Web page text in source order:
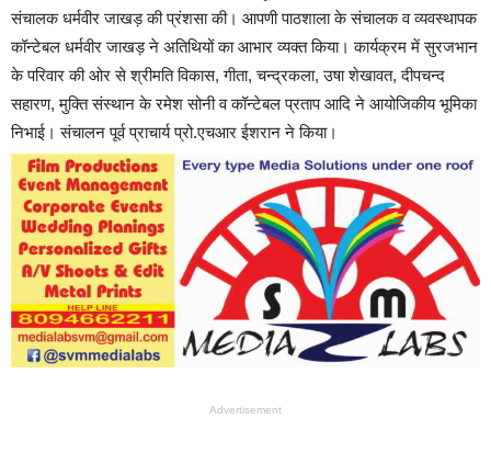
संचालक धर्मवीर जाखड़ की प्रंशसा की। आपणी पाठशाला के संचालक व व्यवस्थापक
कॉन्टेबल धर्मवीर जाखड़ ने अतिथियों का आभार व्यक्त किया। कार्यक्रम में सुरजभान
के परिवार की ओर से श्रीमति विकास, गीता, चन्द्रकला, उषा शेखावत, दीपचन्द
सहारण, मुक्ति संस्थान के रमेश सोनी व कॉन्टेबल प्रताप आदि ने आयोजिकीय भूमिका
निभाई। संचालन पूर्व प्राचार्य प्रो.एचआर ईशरान ने किया।
Advertisement